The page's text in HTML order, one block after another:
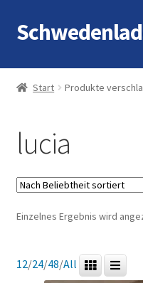
Zur
Navigation
Zum
Inhalt
Start
Cart
Checkout
Impressum
Start Produkte
lucia
Einzelnes Ergebnis wird
12/24/48/All